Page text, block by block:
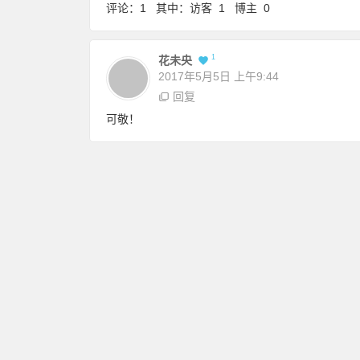
评论：1 其中：访客 1 博主 0
花未央 1
2017年5月5日
上午9:44
回复
可敬！